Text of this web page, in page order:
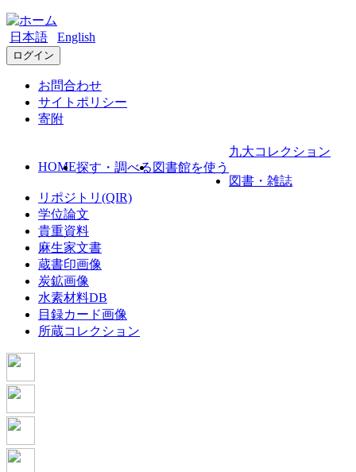
日本語 English
ログイン
お問合わせ
サイトポリシー
寄附
HOME探す・調べる 図書館を使う
九大コレクション
図書・雑誌
リポジトリ(QIR)
学位論文
貴重資料
麻生家文書
蔵書印画像
炭鉱画像
水素材料DB
目録カード画像
所蔵コレクション